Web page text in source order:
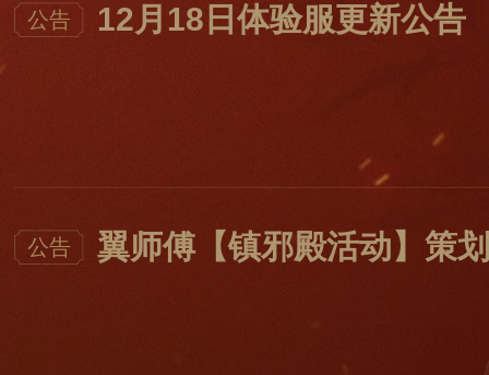
公告 12月18日体验服更新公告
公告 翼师傅【镇邪殿活动】策